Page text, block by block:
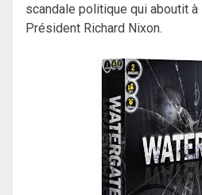
scandale politique qui aboutit
Président Richard Nixon.